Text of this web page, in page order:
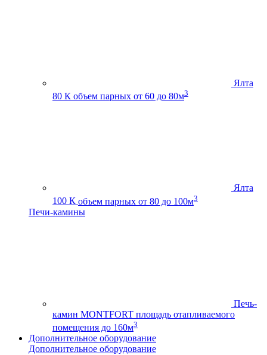
Ялта
80 К объем парных от 60 до 80м3
Ялта
100 К объем парных от 80 до 100м3
Печи-камины
Печь-
камин MONTFORT площадь отапливаемого
помещения до 160м3
Дополнительное оборудование
Дополнительное оборудование